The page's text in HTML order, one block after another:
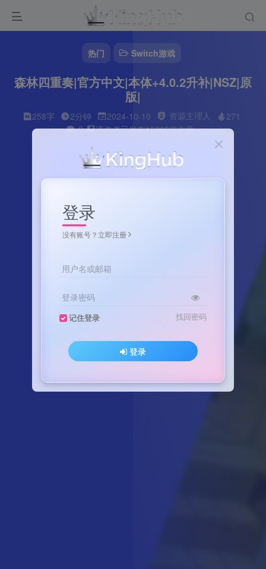
热门 Switch游戏
森林四重奏|官方中文|本体+4.0.2升补|NSZ|原
版|
258字 2分钟 2024-10-10 资源主理人
271
0
该作者已发布15265篇文章
登录
没有账号？立即注册
用户名或邮箱
登录密码
记住登录 找回密码
登录